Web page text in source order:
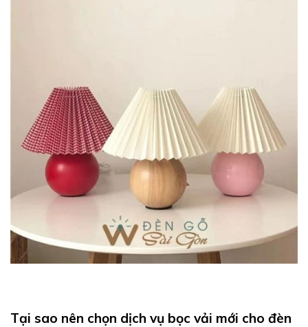
Tại sao nên chọn dịch vụ bọc vải mới cho đèn